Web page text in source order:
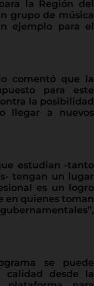
la Región del
grupo de música
ejemplo para el
comentó que la
para este
la posibilidad
llegar a nuevos
estudian -tanto
tengan un lugar
es un logro
en quienes toman
se puede
calidad desde la